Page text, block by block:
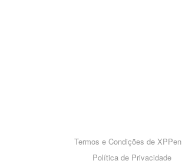
Termos e Condições de XPPen
Política de Privacidade